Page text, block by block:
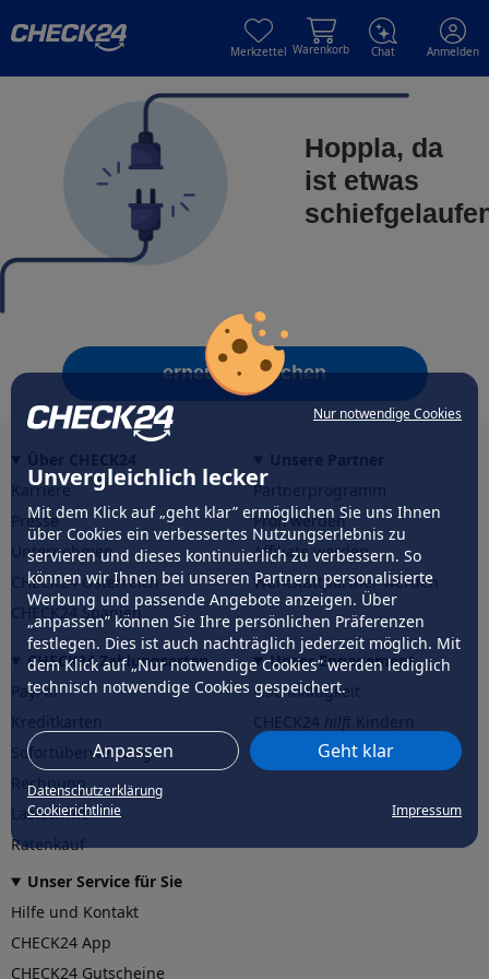
Nur notwendige Cookies
Unvergleichlich lecker
Mit dem Klick auf „geht klar” ermöglichen Sie uns Ihnen
über Cookies ein verbessertes Nutzungserlebnis zu
servieren und dieses kontinuierlich zu verbessern. So
können wir Ihnen bei unseren Partnern personalisierte
Werbung und passende Angebote anzeigen. Über
„anpassen” können Sie Ihre persönlichen Präferenzen
festlegen. Dies ist auch nachträglich jederzeit möglich. Mit
dem Klick auf „Nur notwendige Cookies” werden lediglich
technisch notwendige Cookies gespeichert.
Anpassen Geht klar
Datenschutzerklärung
Cookierichtlinie
Impressum
Merkzettel Warenkorb Chat Anmelden
Hoppla, da
ist etwas
erneut versuchen
Karriere
Presse
Unternehmen
CHECK24 Österreich
CHECK24 Spanien
Partnerprogramm
Profi werden
Affiliate werden
Werkstattpartner werden
CHECK24 Zahlungsarten
PayPal
Sofortüberweisung
Rechnung
Lastschrift
Ratenkauf
Unser Engagement
Nachhaltigkeit
CHECK24hilftder Natur
Unser Service für Sie
Hilfe und Kontakt
CHECK24 App
CHECK24 Gutscheine